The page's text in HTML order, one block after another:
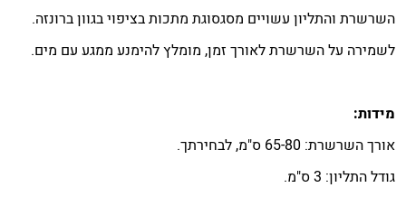
השרשרת והתליון עשויים מסגסוגת מתכות בציפוי בגוון ברונזה.
לשמירה על השרשרת לאורך זמן, מומלץ להימנע ממגע עם מים.
מידות:
אורך השרשרת: 65-80 ס"מ, לבחירתך.
גודל התליון: 3 ס"מ.